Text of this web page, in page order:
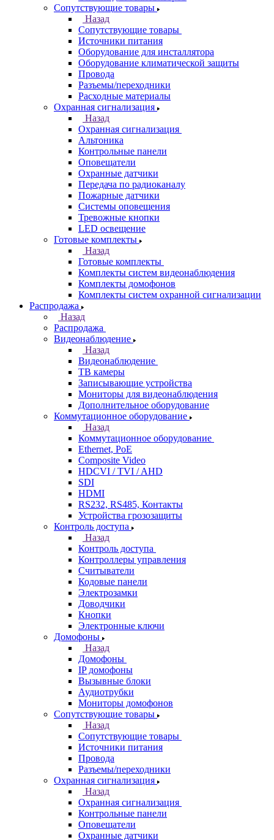
Сопутствующие товары
Назад
Сопутствующие товары
Источники питания
Оборудование для инсталлятора
Оборудование климатической защиты
Провода
Разъемы/переходники
Расходные материалы
Охранная сигнализация
Назад
Охранная сигнализация
Альтоника
Контрольные панели
Оповещатели
Охранные датчики
Передача по радиоканалу
Пожарные датчики
Системы оповещения
Тревожные кнопки
LED освещение
Готовые комплекты
Назад
Готовые комплекты
Комплекты систем видеонаблюдения
Комплекты домофонов
Комплекты систем охранной сигнализации
Распродажа
Назад
Распродажа
Видеонаблюдение
Назад
Видеонаблюдение
ТВ камеры
Записывающие устройства
Мониторы для видеонаблюдения
Дополнительное оборудование
Коммутационное оборудование
Назад
Коммутационное оборудование
Ethernet, PoE
Composite Video
HDCVI / TVI / AHD
SDI
HDMI
RS232, RS485, Контакты
Устройства грозозащиты
Контроль доступа
Назад
Контроль доступа
Контроллеры управления
Считыватели
Кодовые панели
Электрозамки
Доводчики
Кнопки
Электронные ключи
Домофоны
Назад
Домофоны
IP домофоны
Вызывные блоки
Аудиотрубки
Мониторы домофонов
Сопутствующие товары
Назад
Сопутствующие товары
Источники питания
Провода
Разъемы/переходники
Охранная сигнализация
Назад
Охранная сигнализация
Контрольные панели
Оповещатели
Охранные датчики